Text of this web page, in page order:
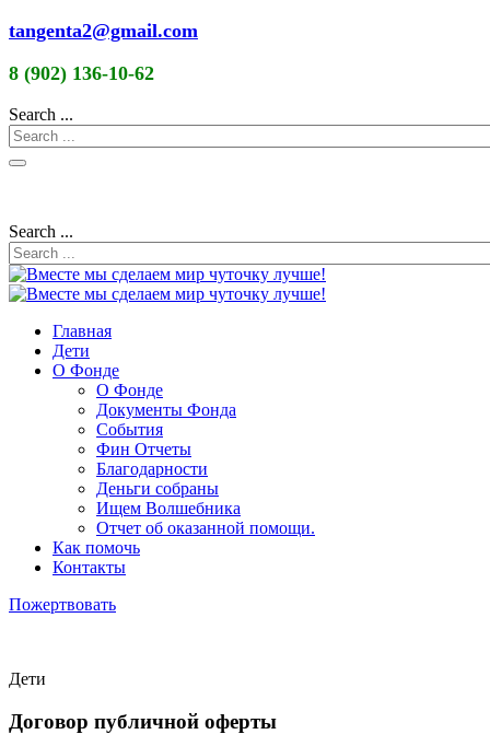
tangenta2@gmail.com
8 (902) 136-10-62
Search ...
Search ...
Главная
Дети
О Фонде
О Фонде
Документы Фонда
События
Фин Отчеты
Благодарности
Деньги собраны
Ищем Волшебника
Отчет об оказанной помощи.
Как помочь
Контакты
Пожертвовать
Дети
Договор публичной оферты